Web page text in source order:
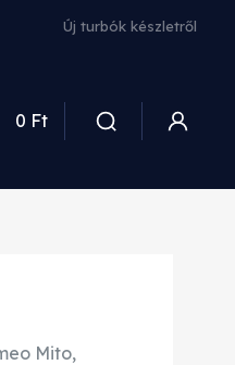
Új turbók készletről
0 Ft
Mito,